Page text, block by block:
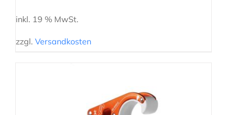
inkl. 19 % MwSt.
zzgl. Versandkosten